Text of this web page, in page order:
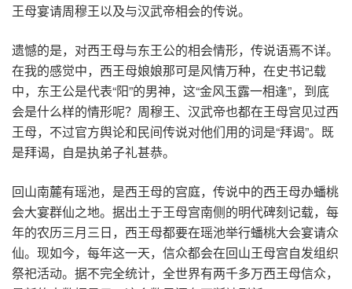
王母宴请周穆王以及与汉武帝相会的传说。
遗憾的是，对西王母与东王公的相会情形，传说语焉不详。
在我的感觉中，西王母娘娘那可是风情万种，在史书记载
中，东王公是代表“阳”的男神，这“金风玉露一相逢”，到底
会是什么样的情形呢？周穆王、汉武帝也都在王母宫见过西
王母，不过官方舆论和民间传说对他们用的词是“拜谒”。既
是拜谒，自是执弟子礼甚恭。
回山南麓有瑶池，是西王母的宫庭，传说中的西王母办蟠桃
会大宴群仙之地。据出土于王母宫南侧的明代碑刻记载，每
年的农历三月三日，西王母都要在瑶池举行蟠桃大会宴请众
仙。现如今，每年这一天，信众都会在回山王母宫自发组织
祭祀活动。据不完全统计，全世界有两千多万西王母信众，